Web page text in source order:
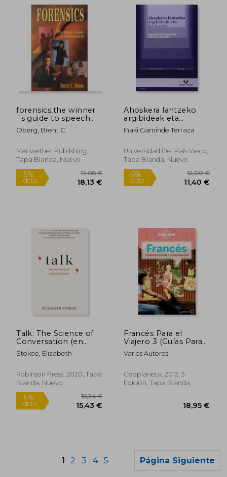
5%
dcto. 88,60 €
5%
dcto.
dcto. 56,05 € dcto.
forensics,the winner
´s guide to speech
contests (en Inglés)
Oberg, Brent C.
Meriwether Publishing,
Tapa Blanda, Nuevo
Ahoskera lantzeko
argibideak eta
jarduerak.
Laguntzarako
praktika
Iñaki Gaminde Terraza
Universidad Del País Vasco,
Tapa Blanda, Nuevo
Talk: The Science of
Conversation (en
Inglés)
Stokoe, Elizabeth
Robinson Press, 2020, Tapa
Blanda, Nuevo
Francés Para el
Viajero 3 (Guías Para
Conversar Lonely
Planet)
Varios Autores
Geoplaneta, 2012, 3
Edición, Tapa Blanda,
1 2 3 4 5 Página Siguiente